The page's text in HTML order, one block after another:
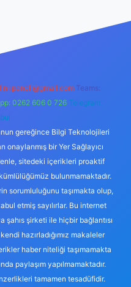
Teams:
0262 606 0 726 Telegram:
gereğince Bilgi Teknolojileri
onaylanmış bir Yer Sağlayıcı
sitedeki içerikleri proaktif
bulunmamaktadır.
sorumluluğunu taşımakta olup,
etmiş sayılırlar. Bu internet
şirketi ile hiçbir bağlantısı
hazırladığımız makaleler
haber niteliği taşımamakta
paylaşım yapılmamaktadır.
tamamen tesadüfidir.